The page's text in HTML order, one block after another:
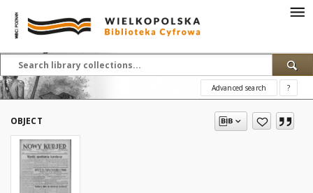
Advanced search ?
OBJECT